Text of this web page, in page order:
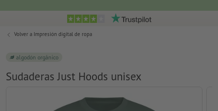
Volver a Impresión digital de ropa
algodón orgánico
Sudaderas Just Hoods unisex